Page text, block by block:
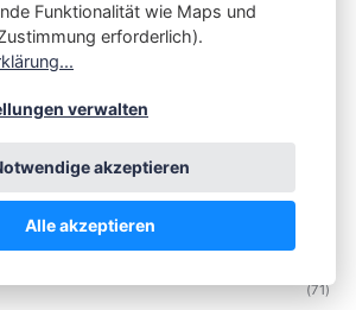
weiter, hier gibt es nichts zu klicken.
(325)
(71)
Funktionalität wie Maps und
erforderlich).
verwalten
akzeptieren
Alle akzeptieren